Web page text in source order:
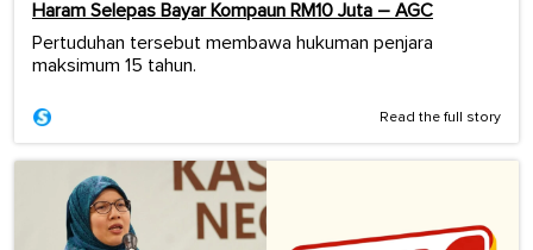
Haram Selepas Bayar Kompaun RM10 Juta – AGC
Pertuduhan tersebut membawa hukuman penjara
maksimum 15 tahun.
Read the full story